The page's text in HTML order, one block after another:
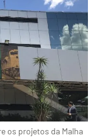
os projetos da Malha